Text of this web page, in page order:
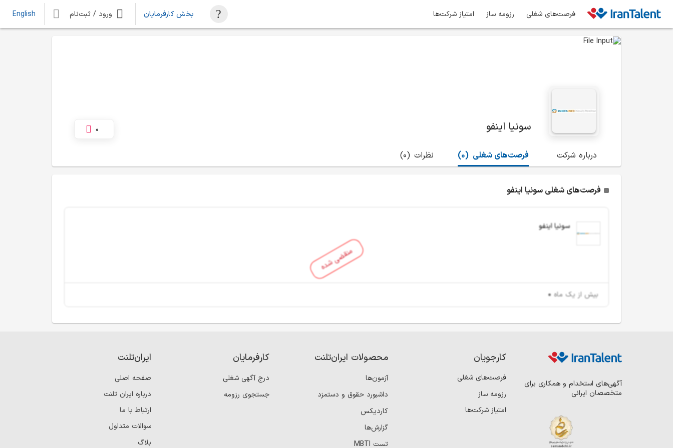
فرصت‌های شغلی رزومه ساز امتیاز شرکت‌ها بخش کارفرمایان ورود / ثبت‌نام English
سونیا اینفو 0
درباره شرکت (0) فرصت‌های شغلی (0) نظرات
فرصت‌های شغلی سونیا اینفو
منقضی شده
سونیا اینفو
بیش از یک ماه
آگهی‌های استخدام و همکاری برای
متخصصان ایرانی
کارجویان
فرصت‌های شغلی
رزومه ساز
امتیاز شرکت‌ها
محصولات ایران‌تلنت
آزمون‌ها
داشبورد حقوق و دستمزد
کاردیکس
گزارش‌ها
تست MBTI
کارفرمایان
درج آگهی شغلی
جستجوی رزومه
ایران‌تلنت
صفحه اصلی
درباره ایران تلنت
ارتباط با ما
سوالات متداول
بلاگ